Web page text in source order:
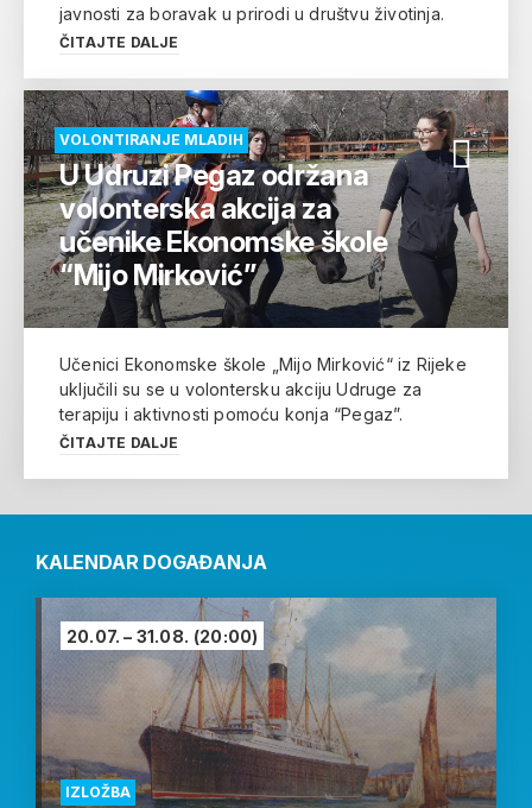
javnosti za boravak u prirodi u društvu životinja.
ČITAJTE DALJE
VOLONTIRANJE MLADIH
U Udruzi Pegaz održana
volonterska akcija za
učenike Ekonomske škole
“Mijo Mirković”
Učenici Ekonomske škole „Mijo Mirković“ iz Rijeke
uključili su se u volontersku akciju Udruge za
terapiju i aktivnosti pomoću konja “Pegaz”.
ČITAJTE DALJE
KALENDAR DOGAĐANJA
IZLOŽBA
20.07. – 31.08. (20:00)